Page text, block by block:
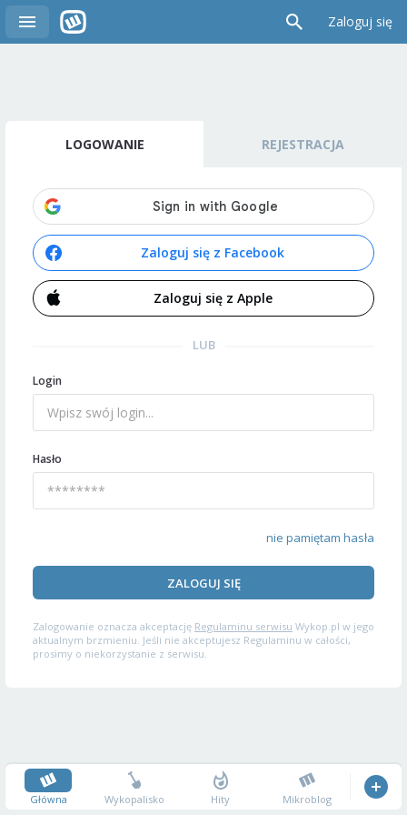
Zaloguj się
LOGOWANIE REJESTRACJA
Zaloguj się z Facebook
Zaloguj się z Apple
LUB
Login
Hasło
nie pamiętam hasła
ZALOGUJ SIĘ
Zalogowanie oznacza akceptację Regulaminu serwisu Wykop.pl w jego
aktualnym brzmieniu. Jeśli nie akceptujesz Regulaminu w całości,
prosimy o niekorzystanie z serwisu.
Główna Wykopalisko Hity Mikroblog